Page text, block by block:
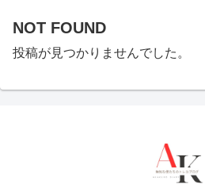
NOT FOUND
投稿が見つかりませんでした。